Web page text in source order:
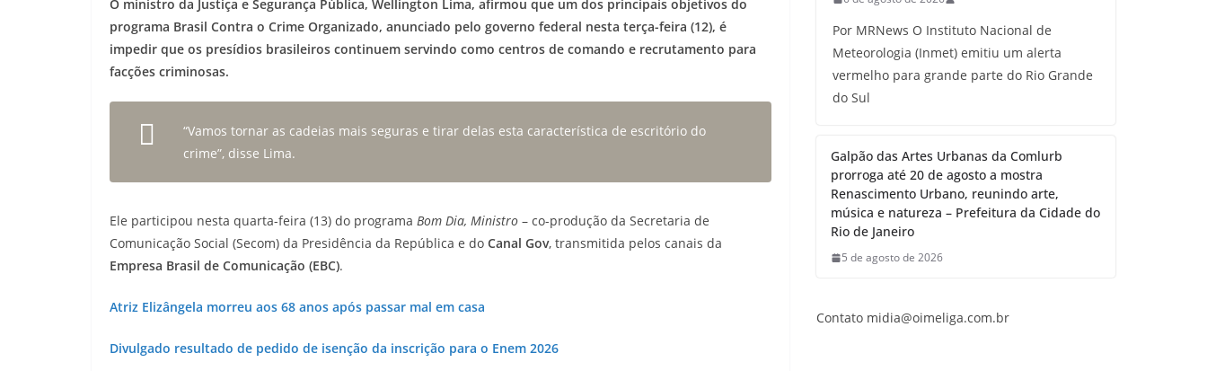
O ministro da Justiça e Segurança Pública, Wellington Lima, afirmou que um dos principais objetivos do
programa Brasil Contra o Crime Organizado, anunciado pelo governo federal nesta terça-feira (12), é
impedir que os presídios brasileiros continuem servindo como centros de comando e recrutamento para
facções criminosas.
“Vamos tornar as cadeias mais seguras e tirar delas esta característica de escritório do
crime”, disse Lima.
Ele participou nesta quarta-feira (13) do programa Bom Dia, Ministro – co-produção da Secretaria de
Comunicação Social (Secom) da Presidência da República e do Canal Gov, transmitida pelos canais da
Empresa Brasil de Comunicação (EBC).
Atriz Elizângela morreu aos 68 anos após passar mal em casa
Divulgado resultado de pedido de isenção da inscrição para o Enem 2026
Por MRNews O Instituto Nacional de
Meteorologia (Inmet) emitiu um alerta
vermelho para grande parte do Rio Grande
do Sul
Galpão das Artes Urbanas da Comlurb
prorroga até 20 de agosto a mostra
Renascimento Urbano, reunindo arte,
música e natureza – Prefeitura da Cidade do
Rio de Janeiro
5 de agosto de 2026
Contato midia@oimeliga.com.br